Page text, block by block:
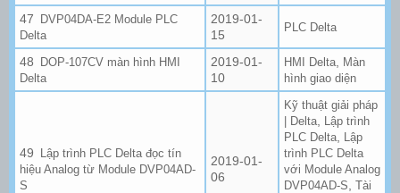
DVP04DA-E2 Module PLC
Delta
2019-01-
15
PLC Delta
DOP-107CV màn hình HMI
Delta
2019-01-
10
HMI Delta
Màn
hình giao diện
Lập trình PLC Delta đọc tín
hiệu Analog từ Module DVP04AD-
S
2019-01-
06
Kỹ thuật giải pháp
| Delta
Lập trình
PLC Delta
Lập
trình PLC Delta
với Module Analog
DVP04AD-S Tài